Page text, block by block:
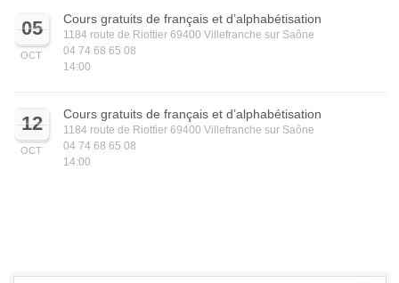
05
OCT
Cours gratuits de français et d’alphabétisation
1184 route de Riottier 69400 Villefranche sur Saône
04 74 68 65 08
14:00
12
OCT
Cours gratuits de français et d’alphabétisation
1184 route de Riottier 69400 Villefranche sur Saône
04 74 68 65 08
14:00